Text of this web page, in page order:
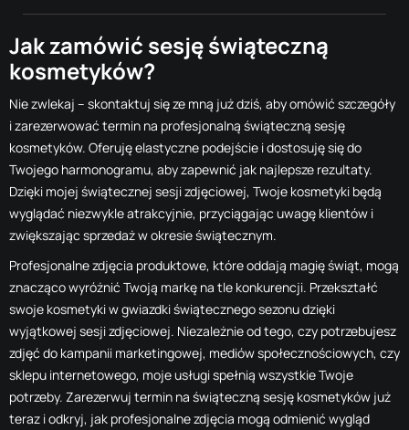
Jak zamówić sesję świąteczną
kosmetyków?
Nie zwlekaj – skontaktuj się ze mną już dziś, aby omówić szczegóły
i zarezerwować termin na profesjonalną świąteczną sesję
kosmetyków. Oferuję elastyczne podejście i dostosuję się do
Twojego harmonogramu, aby zapewnić jak najlepsze rezultaty.
Dzięki mojej świątecznej sesji zdjęciowej, Twoje kosmetyki będą
wyglądać niezwykle atrakcyjnie, przyciągając uwagę klientów i
zwiększając sprzedaż w okresie świątecznym.
Profesjonalne zdjęcia produktowe, które oddają magię świąt, mogą
znacząco wyróżnić Twoją markę na tle konkurencji. Przekształć
swoje kosmetyki w gwiazdki świątecznego sezonu dzięki
wyjątkowej sesji zdjęciowej. Niezależnie od tego, czy potrzebujesz
zdjęć do kampanii marketingowej, mediów społecznościowych, czy
sklepu internetowego, moje usługi spełnią wszystkie Twoje
potrzeby. Zarezerwuj termin na świąteczną sesję kosmetyków już
teraz i odkryj, jak profesjonalne zdjęcia mogą odmienić wygląd